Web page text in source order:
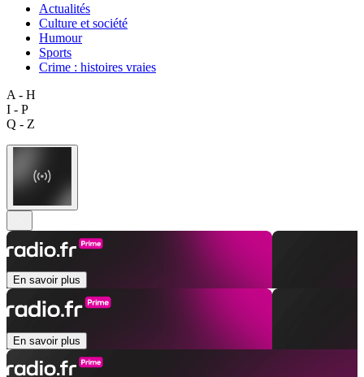
Actualités
Culture et société
Humour
Sports
Crime : histoires vraies
A - H
I - P
Q - Z
En savoir plus
En savoir plus